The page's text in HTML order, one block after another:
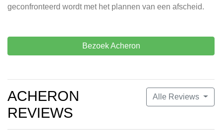
geconfronteerd wordt met het plannen van een afscheid.
Bezoek Acheron
Alle Reviews
ACHERON
REVIEWS